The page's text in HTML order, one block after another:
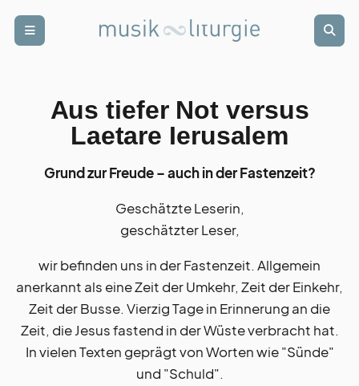
schwer punkt
rund blick
kalender
weiter bildung
lebendig
Aus tiefer Not versus
Laetare Ierusalem
Grund zur Freude – auch in der Fastenzeit?
Geschätzte Leserin,
geschätzter Leser,
wir befinden uns in der Fastenzeit. Allgemein
anerkannt als eine Zeit der Umkehr, Zeit der Einkehr,
Zeit der Busse. Vierzig Tage in Erinnerung an die
Zeit, die Jesus fastend in der Wüste verbracht hat.
In vielen Texten geprägt von Worten wie "Sünde"
und "Schuld".